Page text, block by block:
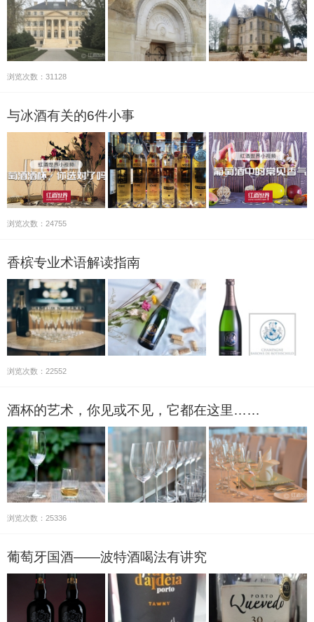
浏览次数：31128
与冰酒有关的6件小事
浏览次数：24755
香槟专业术语解读指南
浏览次数：22552
酒杯的艺术，你见或不见，它都在这里……
浏览次数：25336
葡萄牙国酒——波特酒喝法有讲究